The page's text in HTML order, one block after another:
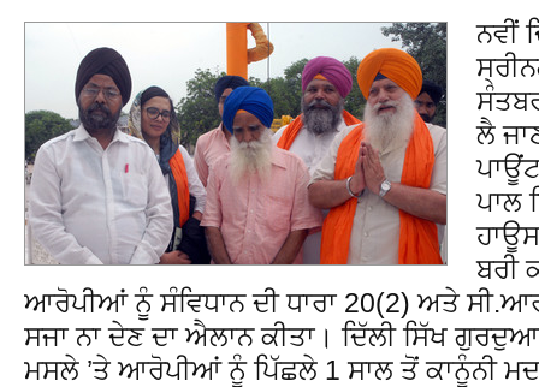
ਨਵੀਂ
ਲੈ
ਪਾਲ
ਬਰੀ
ਆਰੋਪੀਆਂ ਨੂੰ ਸੰਵਿਧਾਨ ਦੀ ਧਾਰਾ 20(2) ਅਤੇ
ਸਜਾ ਨਾ ਦੇਣ ਦਾ ਐਲਾਨ ਕੀਤਾ। ਦਿੱਲੀ ਸਿੱਖ
ਮਸਲੇ ’ਤੇ ਆਰੋਪੀਆਂ ਨੂੰ ਪਿੱਛਲੇ 1 ਸਾਲ ਤੋਂ ਕਾਨੂੰਨੀ